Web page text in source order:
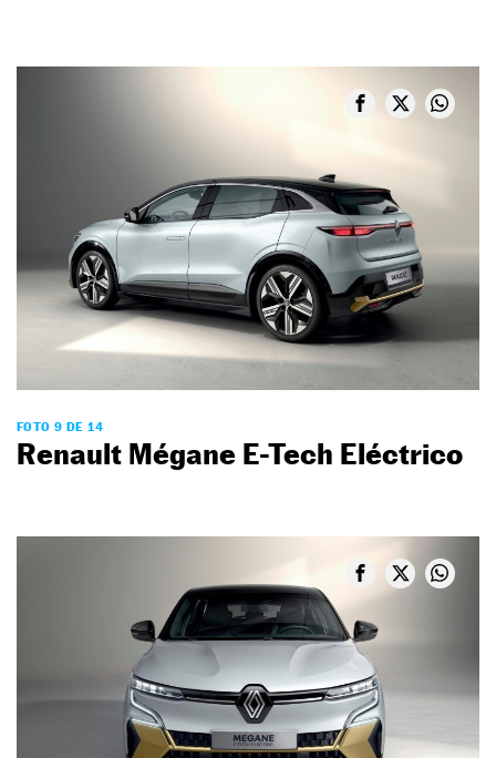
FOTO 9 DE 14
Renault Mégane E-Tech Eléctrico